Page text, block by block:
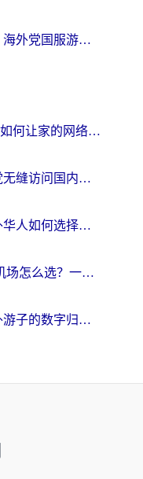
日本怎么玩奥拉星不卡？海外党国服游戏加速器选择全攻略
Openwrt 回国：在海外，如何让家的网络触手可及
香港翻墙回内地：海外党无缝访问国内资源的加速器选择全攻略
迅游和回国好用吗？海外华人如何选择靠谱的回国加速器
海外党必看：Clash回国机场怎么选？一篇搞定无缝访问国内资源的全攻略
穿梭和松果哪个好？海外游子的数字归乡路，到底该怎么选